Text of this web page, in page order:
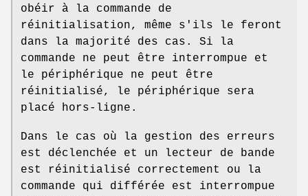
obéir à la commande de
réinitialisation, même s'ils le feront
dans la majorité des cas. Si la
commande ne peut être interrompue et
le périphérique ne peut être
réinitialisé, le périphérique sera
placé hors-ligne.
Dans le cas où la gestion des erreurs
est déclenchée et un lecteur de bande
est réinitialisé correctement ou la
commande qui différée est interrompue